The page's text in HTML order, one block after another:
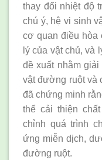
thay đổi nhiệt độ
chú ý, hệ vi sinh
cơ quan điều hòa
lý của vật chủ, và
đề xuất nhằm
vật đường ruột và
đã chứng minh
thể cải thiện
chỉnh quá trình
ứng miễn dịch,
đường ruột.